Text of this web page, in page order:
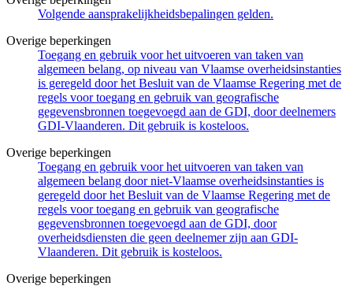
Volgende aansprakelijkheidsbepalingen gelden.
Overige beperkingen
Toegang en gebruik voor het uitvoeren van taken van
algemeen belang, op niveau van Vlaamse overheidsinstanties
is geregeld door het Besluit van de Vlaamse Regering met de
regels voor toegang en gebruik van geografische
gegevensbronnen toegevoegd aan de GDI, door deelnemers
GDI-Vlaanderen. Dit gebruik is kosteloos.
Overige beperkingen
Toegang en gebruik voor het uitvoeren van taken van
algemeen belang door niet-Vlaamse overheidsinstanties is
geregeld door het Besluit van de Vlaamse Regering met de
regels voor toegang en gebruik van geografische
gegevensbronnen toegevoegd aan de GDI, door
overheidsdiensten die geen deelnemer zijn aan GDI-
Vlaanderen. Dit gebruik is kosteloos.
Overige beperkingen